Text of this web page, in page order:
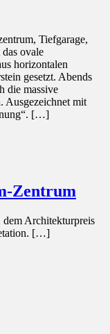
Tiefgarage,
ovale
horizontalen
gesetzt. Abends
die massive
Ausgezeichnet mit
[…]
Zentrum
dem Architekturpreis
[…]